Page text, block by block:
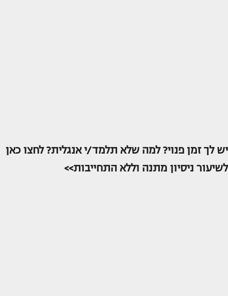
יש לך זמן פנוי? למה שלא תלמד/י אנגלית? לחצו כאן
לשיעור ניסיון מתנה וללא התחייבות>>